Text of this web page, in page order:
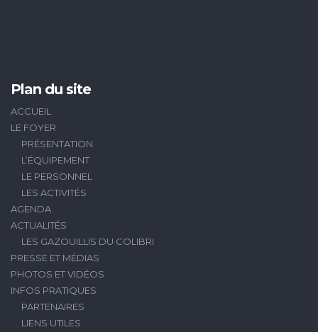
Plan du site
ACCUEIL
LE FOYER
PRÉSENTATION
L’ÉQUIPEMENT
LE PERSONNEL
LES ACTIVITÉS
AGENDA
ACTUALITÉS
LES GAZOUILLIS DU COLIBRI
PRESSE ET MÉDIAS
PHOTOS ET VIDÉOS
INFOS PRATIQUES
PARTENAIRES
LIENS UTILES